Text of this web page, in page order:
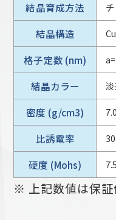
結晶育成方法
結晶構造
格子定数 (nm)
結晶カラー
密度 (g/cm3)
比誘電率 30
硬度 (Mohs) 7.5
※ 上記数値は保証